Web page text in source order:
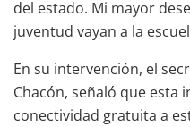
del estado. Mi mayor
juventud vayan a la
En su intervención, el
Chacón, señaló que esta
conectividad gratuita a